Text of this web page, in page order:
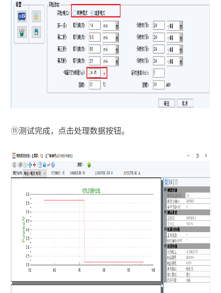
⑪测试完成，点击处理数据按钮。